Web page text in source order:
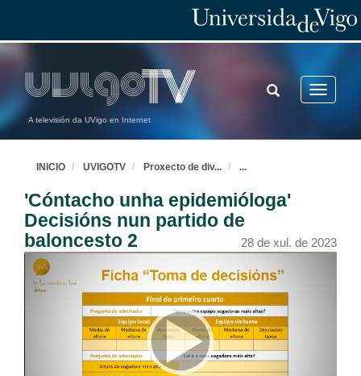
A televisión da UVigo en Internet
Toggle
TOGGLE
SEARCH
INICIO UVIGOTV Proxecto de div... ...
'Cóntacho unha epidemióloga'
Decisións nun partido de
baloncesto 2
28 de xul. de 2023